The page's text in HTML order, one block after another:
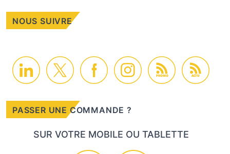
NOUS SUIVRE
PROMO ACTU
PASSER UNE COMMANDE ?
SUR VOTRE MOBILE OU TABLETTE